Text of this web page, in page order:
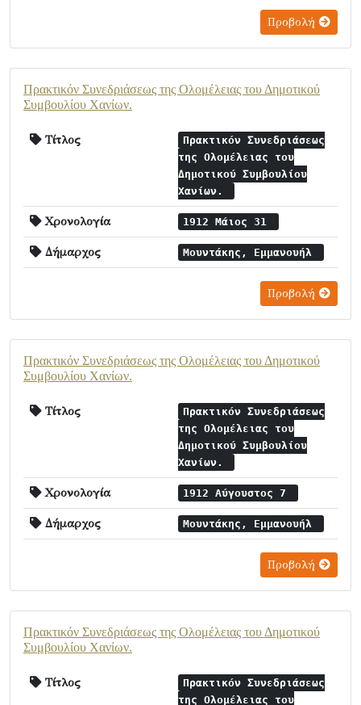
Προβολή
Πρακτικόν Συνεδριάσεως της Ολομέλειας του Δημοτικού
Συμβουλίου Χανίων.
Τίτλος
Πρακτικόν Συνεδριάσεως
της Ολομέλειας του
Δημοτικού Συμβουλίου
Χανίων.
Χρονολογία 1912 Μάιος 31
Δήμαρχος Μουντάκης, Εμμανουήλ
Προβολή
Πρακτικόν Συνεδριάσεως της Ολομέλειας του Δημοτικού
Συμβουλίου Χανίων.
Τίτλος
Πρακτικόν Συνεδριάσεως
της Ολομέλειας του
Δημοτικού Συμβουλίου
Χανίων.
Χρονολογία 1912 Αύγουστος 7
Δήμαρχος Μουντάκης, Εμμανουήλ
Προβολή
Πρακτικόν Συνεδριάσεως της Ολομέλειας του Δημοτικού
Συμβουλίου Χανίων.
Τίτλος
Πρακτικόν Συνεδριάσεως
της Ολομέλειας του